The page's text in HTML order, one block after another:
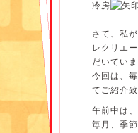
冷房
さて、私
レクリエ
だいていま
今回は、
てご紹介致
午前中は
毎月、季